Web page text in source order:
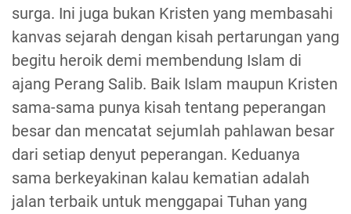
surga. Ini juga bukan Kristen yang membasahi
kanvas sejarah dengan kisah pertarungan yang
begitu heroik demi membendung Islam di
ajang Perang Salib. Baik Islam maupun Kristen
sama-sama punya kisah tentang peperangan
besar dan mencatat sejumlah pahlawan besar
dari setiap denyut peperangan. Keduanya
sama berkeyakinan kalau kematian adalah
jalan terbaik untuk menggapai Tuhan yang